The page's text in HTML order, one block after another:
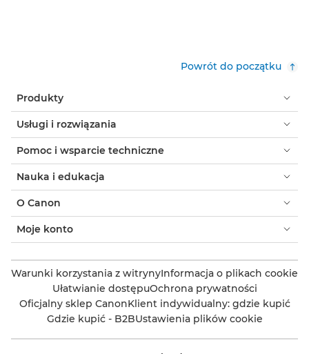
Powrót do początku
Produkty
Usługi i rozwiązania
Pomoc i wsparcie techniczne
Nauka i edukacja
O Canon
Moje konto
Warunki korzystania z witrynyInformacja o plikach cookie
Ułatwianie dostępuOchrona prywatności
Oficjalny sklep CanonKlient indywidualny: gdzie kupić
Gdzie kupić - B2BUstawienia plików cookie